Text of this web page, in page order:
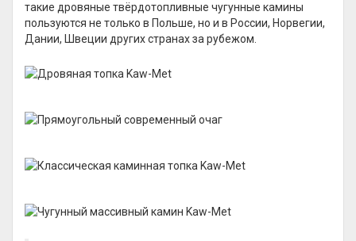
такие дровяные твёрдотопливные чугунные камины
пользуются не только в Польше, но и в России, Норвегии,
Дании, Швеции других странах за рубежом.